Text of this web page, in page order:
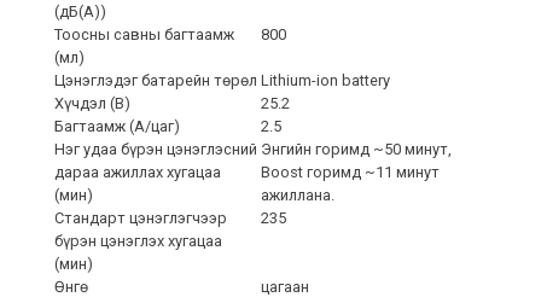
(дБ(А))
Тоосны савны багтаамж
(мл)
800
Цэнэглэдэг батарейн төрөл Lithium-ion battery
Хүчдэл (В)
25.2
Багтаамж (А/цаг)
2.5
Нэг удаа бүрэн цэнэглэсний
дараа ажиллах хугацаа
(мин)
Энгийн горимд ~50 минут,
Boost горимд ~11 минут
ажиллана.
Стандарт цэнэглэгчээр
бүрэн цэнэглэх хугацаа
(мин)
235
Өнгө
цагаан